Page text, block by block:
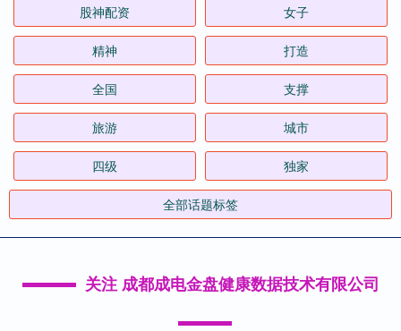
股神配资 女子
精神 打造
全国 支撑
旅游 城市
四级 独家
全部话题标签
关注 成都成电金盘健康数据技术有限公司